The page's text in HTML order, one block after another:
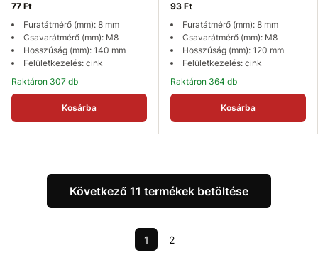
77 Ft
Furatátmérő (mm): 8 mm
Csavarátmérő (mm): M8
Hosszúság (mm): 140 mm
Felületkezelés: cink
Raktáron 307 db
Kosárba
93 Ft
Furatátmérő (mm): 8 mm
Csavarátmérő (mm): M8
Hosszúság (mm): 120 mm
Felületkezelés: cink
Raktáron 364 db
Kosárba
Következő 11 termékek betöltése
1 2